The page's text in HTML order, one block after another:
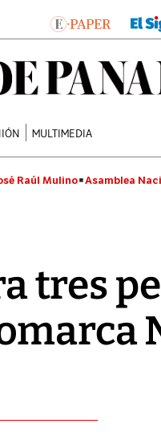
MULTIMEDIA
Raúl Mulino Asamblea
tres